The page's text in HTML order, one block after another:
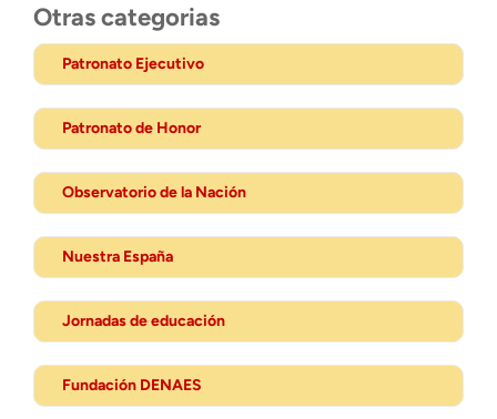
Otras categorias
Patronato Ejecutivo
Patronato de Honor
Observatorio de la Nación
Nuestra España
Jornadas de educación
Fundación DENAES